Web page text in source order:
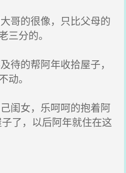
哥的很像，只比父母的
三分的。
待的帮阿年收拾屋子，
动。
闺女，乐呵呵的抱着阿
了，以后阿年就住在这